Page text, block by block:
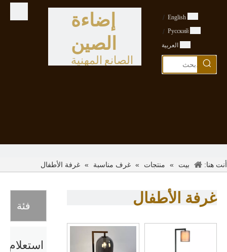
إضاءة
الصين
الصانع المهنية
English
/
Pусский
/
العربية
أنت هنا: بيت » منتجات » غرف مناسبة » غرفة الأطفال
فئة
استعلام
غرفة الأطفال